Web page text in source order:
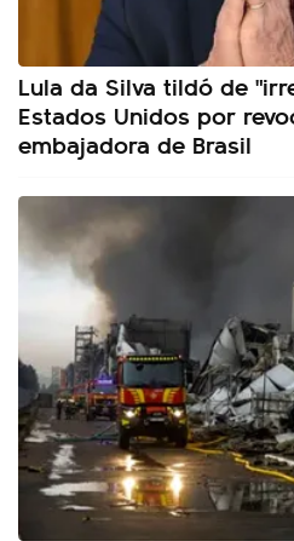
Lula da Silva tildó de
Estados Unidos por
embajadora de Brasil